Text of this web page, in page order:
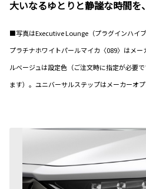
大いなるゆとりと静謐な時間を
■写真はExecutive Lounge（プラグインハイ
プラチナホワイトパールマイカ〈089〉はメ
ルベージュは設定色（ご注文時に指定が必要
ます）。ユニバーサルステップはメーカーオプ